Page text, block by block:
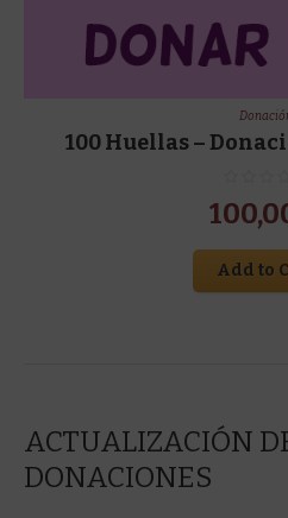
100 Huellas –
Add to
ACTUALIZACIÓN
DONACIONES